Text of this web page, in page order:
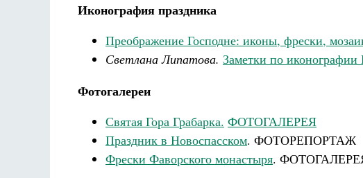
Иконография праздника
Преображение Господне: иконы, фрески,
Светлана Липатова. Заметки по
Фотогалереи
Святая Гора Грабарка. ФОТОГАЛЕРЕЯ
Праздник в Новоспасском. ФОТОРЕПОРТАЖ
Фрески Фаворского монастыря.